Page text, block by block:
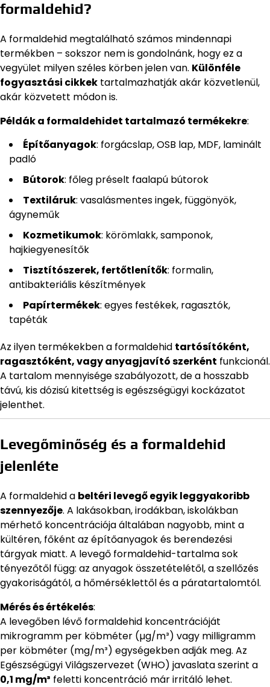
formaldehid?
A formaldehid megtalálható számos mindennapi
termékben – sokszor nem is gondolnánk, hogy ez a
vegyület milyen széles körben jelen van. Különféle
fogyasztási cikkek tartalmazhatják akár közvetlenül,
akár közvetett módon is.
Példák a formaldehidet tartalmazó termékekre:
Építőanyagok: forgácslap, OSB lap, MDF, laminált
padló
Bútorok: főleg préselt faalapú bútorok
Textiláruk: vasalásmentes ingek, függönyök,
ágyneműk
Kozmetikumok: körömlakk, samponok,
hajkiegyenesítők
Tisztítószerek, fertőtlenítők: formalin,
antibakteriális készítmények
Papírtermékek: egyes festékek, ragasztók,
tapéták
Az ilyen termékekben a formaldehid tartósítóként,
ragasztóként, vagy anyagjavító szerként funkcionál.
A tartalom mennyisége szabályozott, de a hosszabb
távú, kis dózisú kitettség is egészségügyi kockázatot
jelenthet.
Levegőminőség és a formaldehid
jelenléte
A formaldehid a beltéri levegő egyik leggyakoribb
szennyezője. A lakásokban, irodákban, iskolákban
mérhető koncentrációja általában nagyobb, mint a
kültéren, főként az építőanyagok és berendezési
tárgyak miatt. A levegő formaldehid-tartalma sok
tényezőtől függ: az anyagok összetételétől, a szellőzés
gyakoriságától, a hőmérséklettől és a páratartalomtól.
Mérés és értékelés:
A levegőben lévő formaldehid koncentrációját
mikrogramm per köbméter (µg/m³) vagy milligramm
per köbméter (mg/m³) egységekben adják meg. Az
Egészségügyi Világszervezet (WHO) javaslata szerint a
0,1 mg/m³ feletti koncentráció már irritáló lehet.